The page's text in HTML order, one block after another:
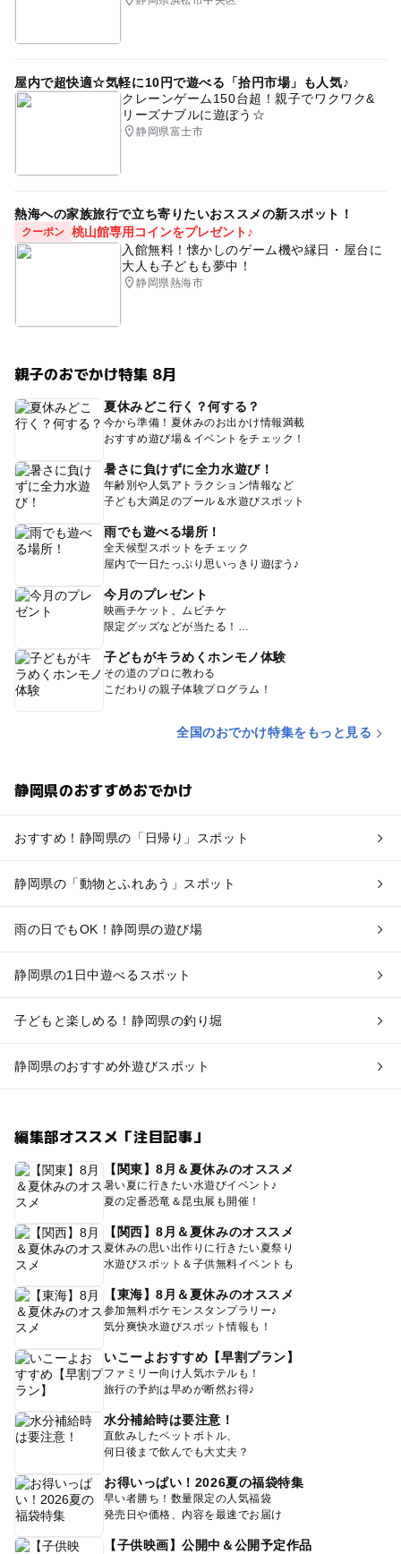
屋内で超快適☆気軽に10円で遊べる「拾円市場」も人気♪
クレーンゲーム150台超！親子でワクワク&
リーズナブルに遊ぼう☆
静岡県富士市
熱海への家族旅行で立ち寄りたいおススメの新スポット！
クーポン 桃山館専用コインをプレゼント♪
入館無料！懐かしのゲーム機や縁日・屋台に
大人も子どもも夢中！
静岡県熱海市
親子のおでかけ特集 8月
夏休みどこ行く？何する？
今から準備！夏休みのお出かけ情報満載
おすすめ遊び場＆イベントをチェック！
暑さに負けずに全力水遊び！
年齢別や人気アトラクション情報など
子ども大満足のプール＆水遊びスポット
雨でも遊べる場所！
全天候型スポットをチェック
屋内で一日たっぷり思いっきり遊ぼう♪
今月のプレゼント
映画チケット、ムビチケ
限定グッズなどが当たる！
子どもがキラめくホンモノ体験
その道のプロに教わる
こだわりの親子体験プログラム！
全国のおでかけ特集をもっと見る
静岡県のおすすめおでかけ
おすすめ！静岡県の「日帰り」スポット
静岡県の「動物とふれあう」スポット
雨の日でもOK！静岡県の遊び場
静岡県の1日中遊べるスポット
子どもと楽しめる！静岡県の釣り堀
静岡県のおすすめ外遊びスポット
編集部オススメ「注目記事」
【関東】8月＆夏休みのオススメ
暑い夏に行きたい水遊びイベント♪
夏の定番恐竜＆昆虫展も開催！
【関西】8月＆夏休みのオススメ
夏休みの思い出作りに行きたい夏祭り
水遊びスポット＆子供無料イベントも
【東海】8月＆夏休みのオススメ
参加無料ポケモンスタンプラリー♪
気分爽快水遊びスポット情報も！
いこーよおすすめ【早割プラン】
ファミリー向け人気ホテルも！
旅行の予約は早めが断然お得♪
水分補給時は要注意！
直飲みしたペットボトル、
何日後まで飲んでも大丈夫？
お得いっぱい！2026夏の福袋特集
早い者勝ち！数量限定の人気福袋
発売日や価格、内容を最速でお届け
【子供映画】公開中＆公開予定作品